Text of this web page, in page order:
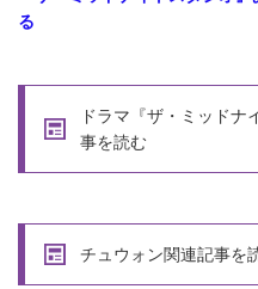
る
ドラマ『ザ・ミッドナ
事を読む
チュウォン関連記事を